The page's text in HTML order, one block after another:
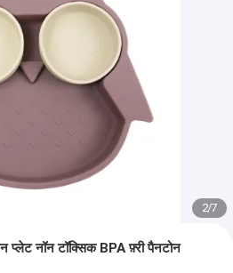
2/7
नॉन टॉक्सिक BPA फ़्री पैनटोन